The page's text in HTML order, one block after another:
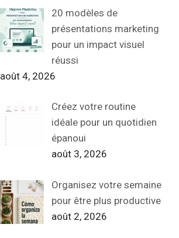
20 modèles de
présentations marketing
pour un impact visuel
réussi
août 4, 2026
Créez votre routine
idéale pour un quotidien
épanoui
août 3, 2026
Organisez votre semaine
pour être plus productive
août 2, 2026